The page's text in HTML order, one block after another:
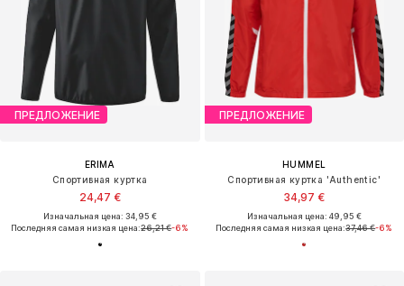
ПРЕДЛОЖЕНИЕ
ERIMA
Спортивная куртка
24,47 €
Изначальная цена: 34,95 €
Последняя самая низкая цена:26,21 €-6%
ПРЕДЛОЖЕНИЕ
HUMMEL
Спортивная куртка 'Authentic'
34,97 €
Изначальная цена: 49,95 €
Последняя самая низкая цена:37,46 €-6%